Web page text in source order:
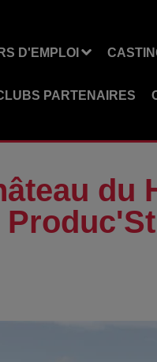
D'EMPLOI
PARTENAIRES
du